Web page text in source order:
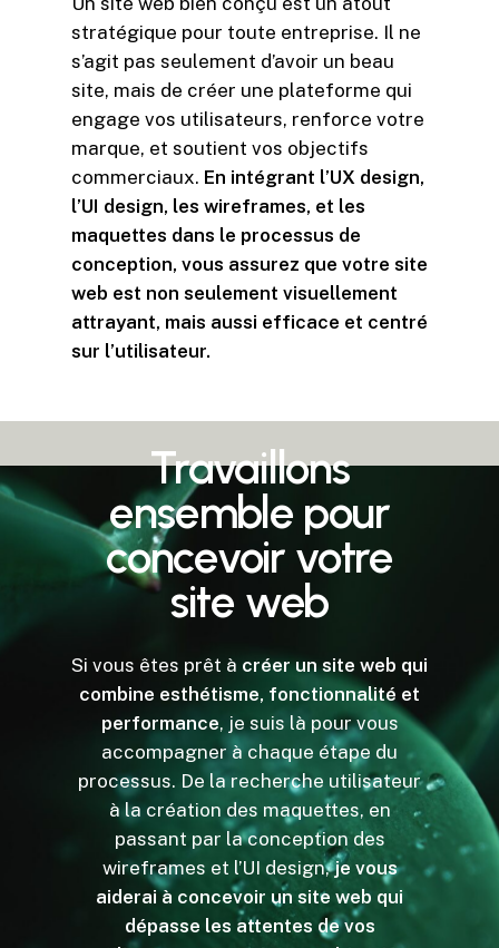
stratégique pour toute entreprise. Il ne
s’agit pas seulement d’avoir un beau
site, mais de créer une plateforme qui
engage vos utilisateurs, renforce votre
marque, et soutient vos objectifs
commerciaux. En intégrant l’UX design,
l’UI design, les wireframes, et les
maquettes dans le processus de
conception, vous assurez que votre site
web est non seulement visuellement
attrayant, mais aussi efficace et centré
sur l’utilisateur.
Travaillons
ensemble pour
concevoir votre
site web
Si vous êtes prêt à créer un site web qui
combine esthétisme, fonctionnalité et
performance, je suis là pour vous
accompagner à chaque étape du
processus. De la recherche utilisateur
à la création des maquettes, en
passant par la conception des
wireframes et l’UI design,je vous
aiderai à concevoir un site web qui
dépasse les attentes de vos